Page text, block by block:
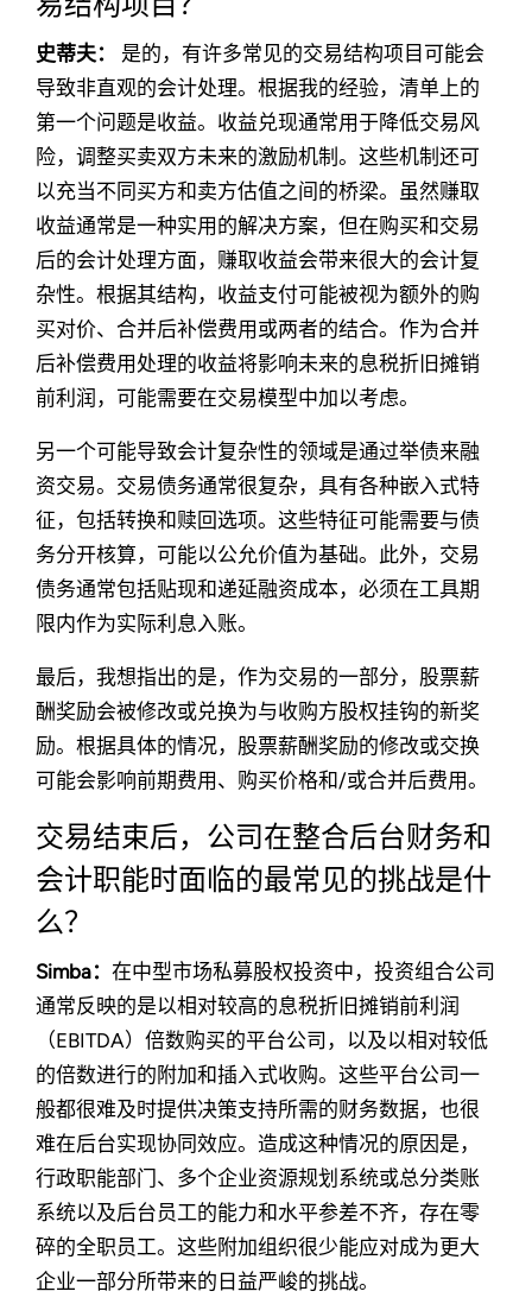
史蒂夫：
是的，有许多常见的交易结构项目可能会
导致非直观的会计处理。根据我的经验，清单上的
第一个问题是收益。收益兑现通常用于降低交易风
险，调整买卖双方未来的激励机制。这些机制还可
以充当不同买方和卖方估值之间的桥梁。虽然赚取
收益通常是一种实用的解决方案，但在购买和交易
后的会计处理方面，赚取收益会带来很大的会计复
杂性。根据其结构，收益支付可能被视为额外的购
买对价、合并后补偿费用或两者的结合。作为合并
后补偿费用处理的收益将影响未来的息税折旧摊销
前利润，可能需要在交易模型中加以考虑。
另一个可能导致会计复杂性的领域是通过举债来融
资交易。交易债务通常很复杂，具有各种嵌入式特
征，包括转换和赎回选项。这些特征可能需要与债
务分开核算，可能以公允价值为基础。此外，交易
债务通常包括贴现和递延融资成本，必须在工具期
限内作为实际利息入账。
最后，我想指出的是，作为交易的一部分，股票薪
酬奖励会被修改或兑换为与收购方股权挂钩的新奖
励。根据具体的情况，股票薪酬奖励的修改或交换
可能会影响前期费用、购买价格和/或合并后费用。
交易结束后，公司在整合后台财务和
会计职能时面临的最常见的挑战是什
么？
Simba： 在中型市场私募股权投资中，投资组合公司
通常反映的是以相对较高的息税折旧摊销前利润
（EBITDA）倍数购买的平台公司，以及以相对较低
的倍数进行的附加和插入式收购。这些平台公司一
般都很难及时提供决策支持所需的财务数据，也很
难在后台实现协同效应。造成这种情况的原因是，
行政职能部门、多个企业资源规划系统或总分类账
系统以及后台员工的能力和水平参差不齐，存在零
碎的全职员工。这些附加组织很少能应对成为更大
企业一部分所带来的日益严峻的挑战。